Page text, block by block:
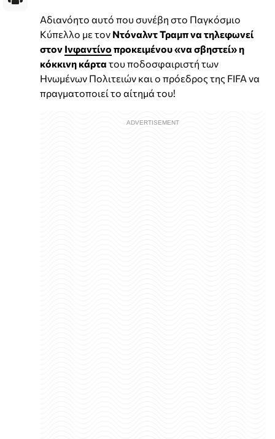
Αδιανόητο αυτό που συνέβη στο Παγκόσμιο
Κύπελλο με τον Ντόναλντ Τραμπ να τηλεφωνεί
στον Ινφαντίνο προκειμένου «να σβηστεί» η
κόκκινη κάρτα του ποδοσφαιριστή των
Ηνωμένων Πολιτειών και ο πρόεδρος της FIFA να
πραγματοποιεί το αίτημά του!